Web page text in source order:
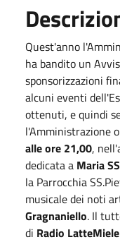
Quest'anno
ha bandito un
sponsorizzazioni
alcuni eventi
ottenuti, e quindi
l'Amministrazione
alle ore 21,00,
dedicata a Maria
la Parrocchia
musicale dei noti
Gragnaniello. Il
di Radio LatteMiele